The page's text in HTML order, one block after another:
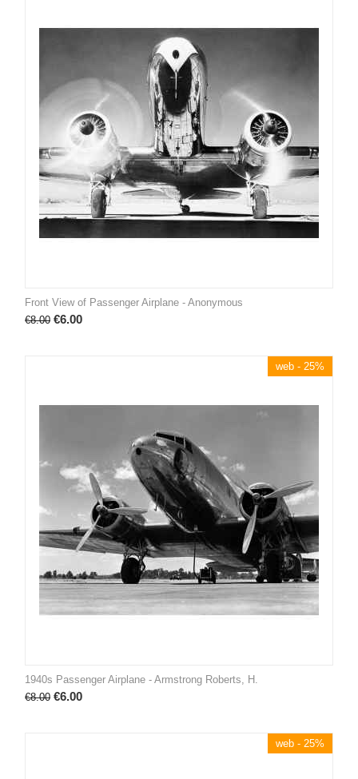
Front View of Passenger Airplane - Anonymous
€8.00 €6.00
web - 25%
1940s Passenger Airplane - Armstrong Roberts, H.
€8.00 €6.00
web - 25%